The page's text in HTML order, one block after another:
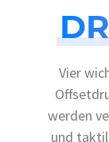
Vier
werden
und